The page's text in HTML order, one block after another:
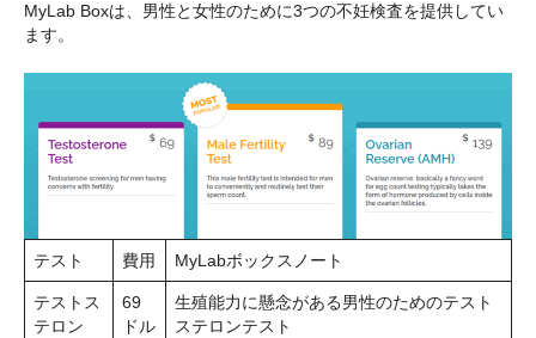
MyLab Boxは、男性と女性のために3つの不妊検査を提供してい
ます。
テスト 費用 MyLabボックスノート
テストス
テロン
69
ドル
生殖能力に懸念がある男性のためのテスト
ステロンテスト